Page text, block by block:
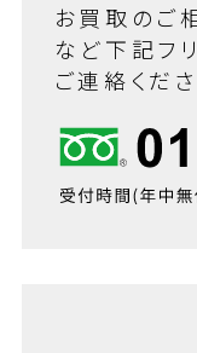
お買取のご
など下記フ
ご連絡くださ